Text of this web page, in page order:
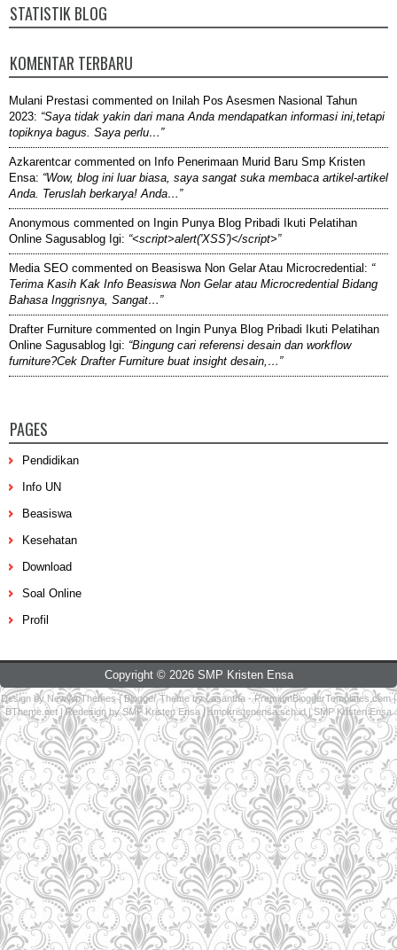
STATISTIK BLOG
KOMENTAR TERBARU
Mulani Prestasi commented on Inilah Pos Asesmen Nasional Tahun
2023: “Saya tidak yakin dari mana Anda mendapatkan informasi ini,tetapi
topiknya bagus. Saya perlu…”
Azkarentcarcommented on Info Penerimaan Murid Baru Smp Kristen
Ensa: “Wow, blog ini luar biasa, saya sangat suka membaca artikel-artikel
Anda. Teruslah berkarya! Anda…”
Anonymous commented on Ingin Punya Blog Pribadi Ikuti Pelatihan
Online Sagusablog Igi: “<script>alert('XSS')</script>”
Media SEO commented on Beasiswa Non Gelar Atau Microcredential : “
Terima Kasih Kak Info Beasiswa Non Gelar atau Microcredential Bidang
Bahasa Inggrisnya, Sangat…”
Drafter Furniture commented on Ingin Punya Blog Pribadi Ikuti Pelatihan
Online Sagusablog Igi: “Bingung cari referensi desain dan workflow
furniture?Cek Drafter Furniture buat insight desain,…”
PAGES
Pendidikan
Info UN
Beasiswa
Kesehatan
Download
Soal Online
Profil
Copyright © 2026 SMP Kristen Ensa
Design by NewWpThemes| Blogger Theme byLasantha -PremiumBloggerTemplates.com|
BTheme.net | Redesign bySMP Kristen Ensa|smpkristenensa.sch.id|SMP Kristen Ensa